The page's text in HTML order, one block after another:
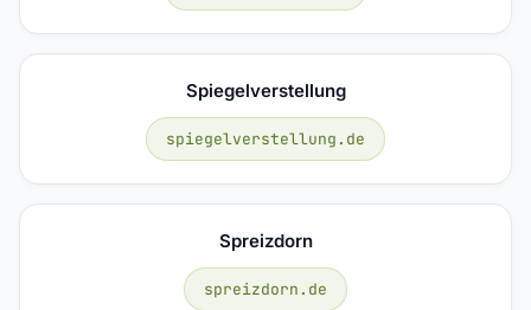
Spiegelverstellung
spiegelverstellung.de
Spreizdorn
spreizdorn.de